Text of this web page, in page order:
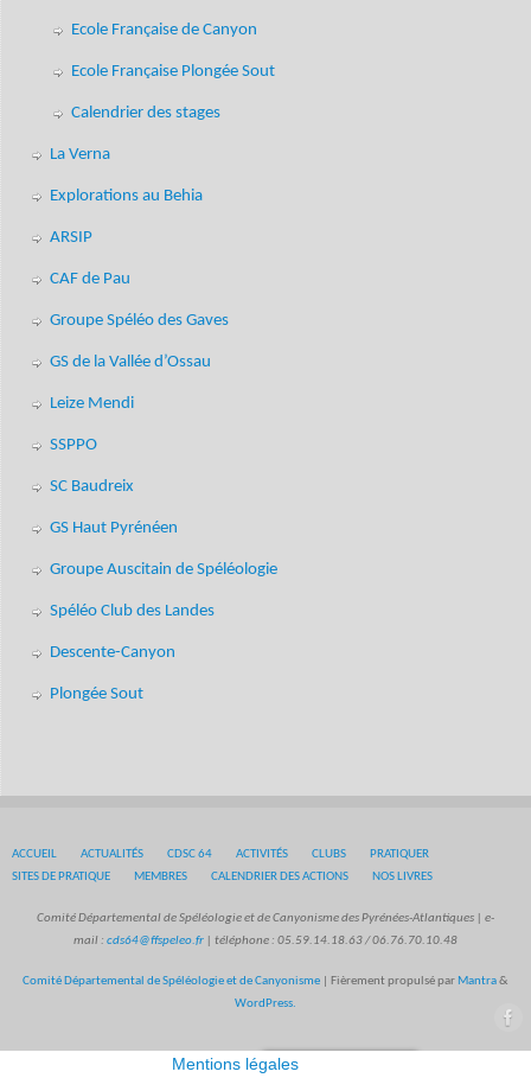
Ecole Française de Canyon
Ecole Française Plongée Sout
Calendrier des stages
La Verna
Explorations au Behia
ARSIP
CAF de Pau
Groupe Spéléo des Gaves
GS de la Vallée d’Ossau
Leize Mendi
SSPPO
SC Baudreix
GS Haut Pyrénéen
Groupe Auscitain de Spéléologie
Spéléo Club des Landes
Descente-Canyon
Plongée Sout
ACCUEIL ACTUALITÉS CDSC 64 ACTIVITÉS CLUBS
PRATIQUER
SITES DE PRATIQUE
MEMBRES CALENDRIER DES ACTIONS NOS LIVRES
Comité Départemental de Spéléologie et de Canyonisme des Pyrénées-Atlantiques | e-
mail : cds64@ffspeleo.fr | téléphone : 05.59.14.18.63 / 06.76.70.10.48
Comité Départemental de Spéléologie et de Canyonisme | Fièrement propulsé par Mantra&
WordPress.
Politique de cookies
Mentions légales